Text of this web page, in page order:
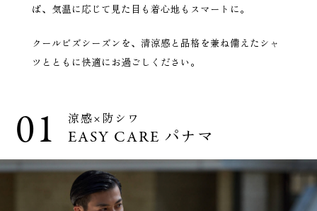
ば、気温に応じて見た目も着心地もスマートに。
クールビズシーズンを、清涼感と品格を兼ね備えたシャ
ツとともに快適にお過ごしください。
01 涼感×防シワ
EASY CARE パナマ